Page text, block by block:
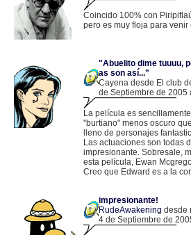
Coincido 100% con
pero es muy floja para venir
"Abuelito dime tuuuu,
as son así..."
Cayena desde El club
de Septiembre de 2005
La película es
"burtiano" menos oscuro
lleno de personajes
Las actuaciones son todas
impresionante. Sobresale,
esta película, Ewan
Creo que Edward es a la
impresionante!
RudeAwakening desde
4 de Septiembre de